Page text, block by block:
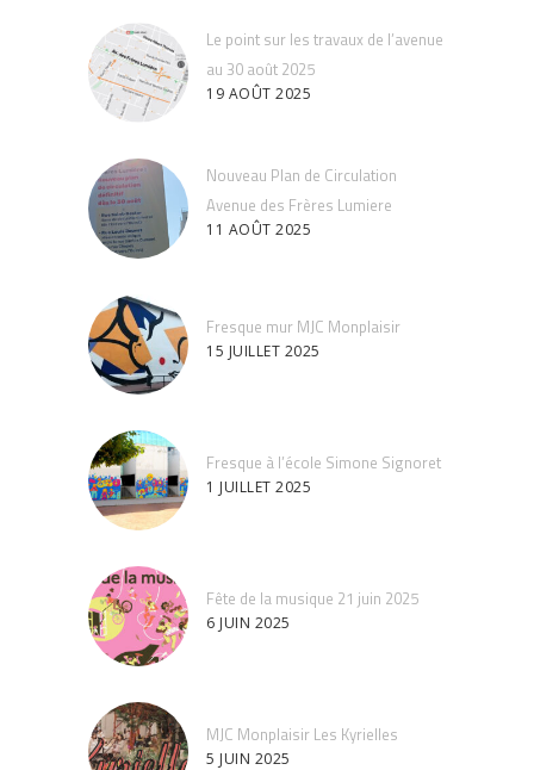
Le point sur les travaux de l’avenue
au 30 août 2025
19 AOÛT 2025
Nouveau Plan de Circulation
Avenue des Frères Lumiere
11 AOÛT 2025
Fresque mur MJC Monplaisir
15 JUILLET 2025
Fresque à l’école Simone Signoret
1 JUILLET 2025
Fête de la musique 21 juin 2025
6 JUIN 2025
MJC Monplaisir Les Kyrielles
5 JUIN 2025